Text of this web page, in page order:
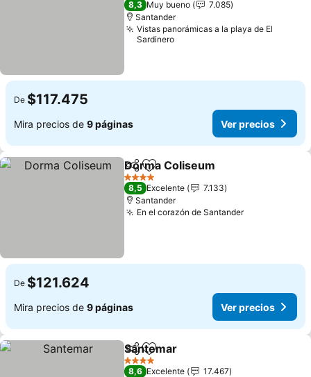
8,3 Muy bueno
7.085
Santander
Vistas panorámicas a la playa de El
Sardinero
De $117.475
Mira precios de 9 páginas Ver precios
CompartirAgregar a favoritos
Dorma Coliseum
4 Estrellas
8,5 Excelente
7.133
Santander
En el corazón de Santander
De $121.624
Mira precios de 9 páginas Ver precios
CompartirAgregar a favoritos
Santemar
4 Estrellas
8,6 Excelente
17.467